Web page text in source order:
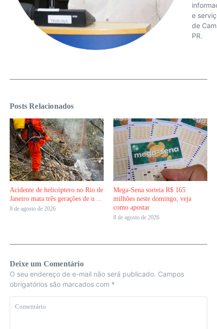
e
de
PR.
Posts Relacionados
Acidente de helicóptero no Rio de
Janeiro mata três gerações de u ...
8 de agosto de 2026
Mega-Sena sorteia R$ 165
milhões neste domingo; veja
como apostar
8 de agosto de 2026
Deixe um Comentário
O seu endereço de e-mail não será publicado. Campos
obrigatórios são marcados com *